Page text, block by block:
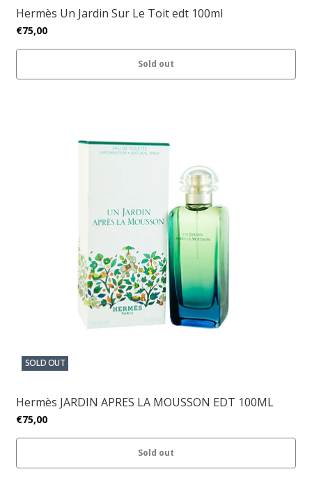
Hermès Un Jardin Sur Le Toit edt 100ml
€75,00
Sold out
SOLD OUT
Hermès JARDIN APRES LA MOUSSON EDT 100ML
€75,00
Sold out